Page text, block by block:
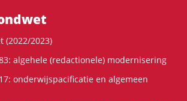
(2022/2023)
algehele (redactionele) modernisering
onderwijspacificatie en algemeen